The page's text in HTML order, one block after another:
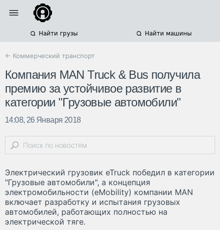
Найти грузы Найти машины
← Коммерческий транспорт
Компания MAN Truck & Bus получила
премию за устойчивое развитие в
категории "Грузовые автомобили"
14:08, 26 Января 2018
Электрический грузовик eTruck победил в категории
"Грузовые автомобили", а концепция
электромобильности (eMobility) компании MAN
включает разработку и испытания грузовых
автомобилей, работающих полностью на
электрической тяге.